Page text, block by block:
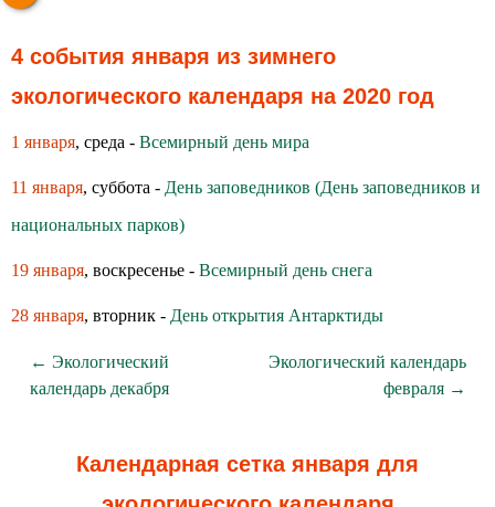
4 события января из зимнего
экологического календаря на 2020 год
1 января, среда - Всемирный день мира
11 января, суббота - День заповедников (День заповедников и
национальных парков)
19 января, воскресенье - Всемирный день снега
28 января, вторник - День открытия Антарктиды
← Экологический
календарь декабря
Экологический календарь
февраля →
Календарная сетка января для